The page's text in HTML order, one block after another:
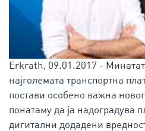
Erkrath, 09.01.2017 -
најголемата транспортна
постави особено важна
понатаму да ја надоградува
дигитални додадени